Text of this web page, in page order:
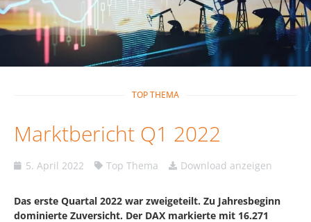
TOP THEMA
Marktbericht Q1 2022
5. April 2022 Top Thema Download anzeigen
Das erste Quartal 2022 war zweigeteilt. Zu Jahresbeginn
dominierte Zuversicht. Der DAX markierte mit 16.271